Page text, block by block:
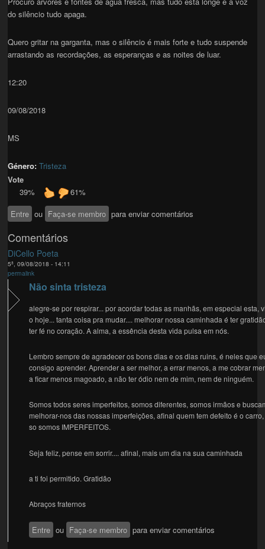
do silêncio tudo apaga.
Quero gritar na garganta, mas o silêncio é mais forte e tudo suspende
arrastando as recordações, as esperanças e as noites de luar.
12:20
09/08/2018
MS
Género:Tristeza
Vote
39%
61%
Entre ou Faça-se membro para enviar comentários
Comentários
DiCello Poeta
5ª, 09/08/2018 - 14:11
permalink
Não sinta tristeza
alegre-se por respirar... por acordar todas as manhãs, em especial esta,
o hoje... tanta coisa pra mudar.... melhorar nossa caminhada é ter
ter fé no coração. A alma, a essência desta vida pulsa em nós.
Lembro sempre de agradecer os bons dias e os dias ruins, é neles que
consigo aprender. Aprender a ser melhor, a errar menos, a me cobrar
a ficar menos magoado, a não ter ódio nem de mim, nem de ninguém.
Somos todos seres imperfeitos, somos diferentes, somos irmãos e
melhorar-nos das nossas imperfeições, afinal quem tem defeito é o
so somos IMPERFEITOS.
Seja feliz, pense em sorrir.... afinal, mais um dia na sua caminhada
a ti foi permitido. Gratidão
Abraços fraternos
Entre ou Faça-se membro para enviar comentários